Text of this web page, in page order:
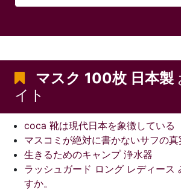
マスク 100枚 日本製
イト
coca 靴は現代日本を象徴している
マスコミが絶対に書かないサフの真
生きるためのキャンプ 浄水器
ラッシュガード ロング レディース
すか。